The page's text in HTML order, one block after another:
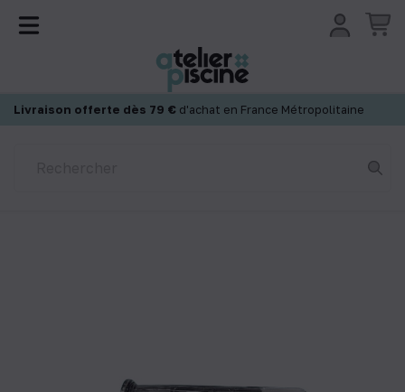
Livraison offerte dès 79 € d'achat en France Métropolitaine